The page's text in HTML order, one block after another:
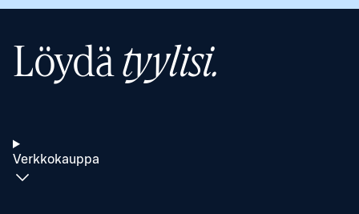
Löydätyylisi.
Verkkokauppa